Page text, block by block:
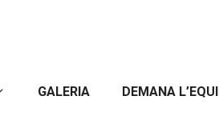
GALERIA DEMANA